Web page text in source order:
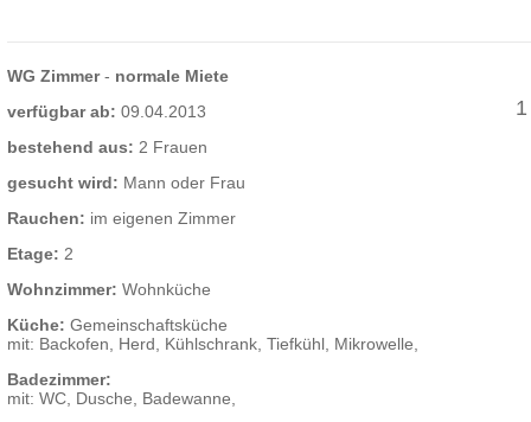
WG Zimmer- normale Miete
verfügbar ab: 09.04.2013
bestehend aus: 2 Frauen
gesucht wird: Mann oder Frau
Rauchen: im eigenen Zimmer
Etage: 2
Wohnzimmer: Wohnküche
Küche: Gemeinschaftsküche
mit: Backofen, Herd, Kühlschrank, Tiefkühl, Mikrowelle,
Badezimmer:
mit: WC, Dusche, Badewanne,